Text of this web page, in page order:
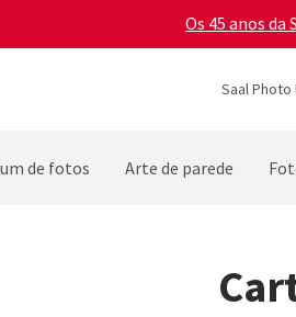
Os 45 anos
Saal
de fotos Arte de parede